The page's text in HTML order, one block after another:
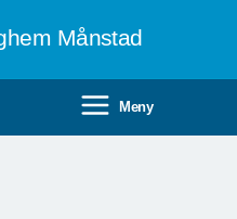
Månstad
Meny